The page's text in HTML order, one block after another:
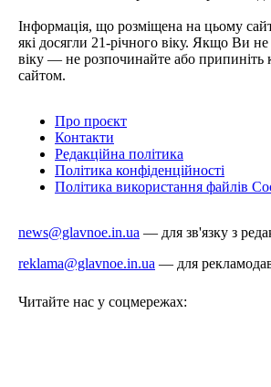
Інформація, що розміщена на цьому
які досягли 21-річного віку. Якщо Ви
віку — не розпочинайте або припиніть
сайтом.
Про проєкт
Контакти
Редакційна політика
Політика конфіденційності
Політика використання файлів
news@glavnoe.in.ua — для зв'язку з
reklama@glavnoe.in.ua — для
Читайте нас у соцмережах: